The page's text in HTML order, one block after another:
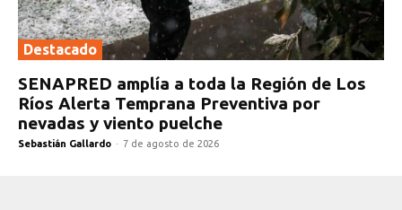
Destacado
SENAPRED amplía a toda la Región de Los
Ríos Alerta Temprana Preventiva por
nevadas y viento puelche
Sebastián Gallardo - 7 de agosto de 2026